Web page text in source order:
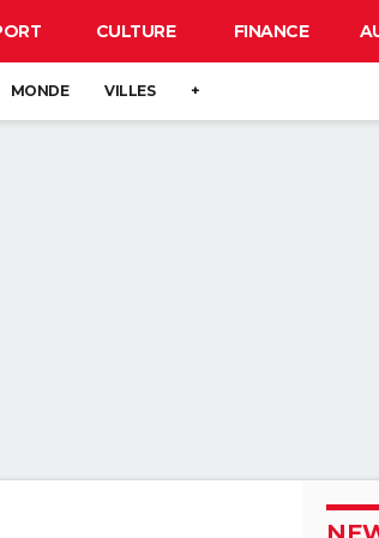
CULTURE FINANCE
MONDE VILLES +